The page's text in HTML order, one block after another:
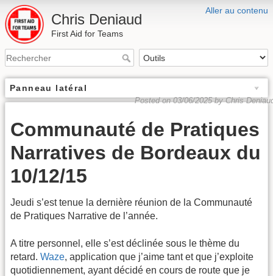
Aller au contenu
Chris Deniaud
First Aid for Teams
Panneau latéral
Posted on 03/06/2025 by Chris
Communauté de Pratiques
Narratives de Bordeaux du
10/12/15
Jeudi s’est tenue la dernière réunion de la Communauté
de Pratiques Narrative de l’année.
A titre personnel, elle s’est déclinée sous le thème du
retard. Waze, application que j’aime tant et que j’exploite
quotidiennement, ayant décidé en cours de route que je